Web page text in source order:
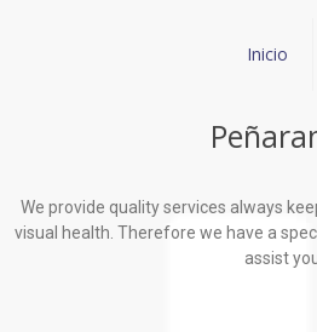
Inicio
We provide quality services always
visual health. Therefore we have a
assist